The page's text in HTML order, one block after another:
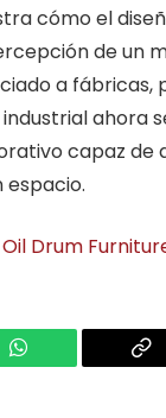
cómo el
de un
a fábricas,
ahora
capaz de
espacio.
Drum
WhatsApp